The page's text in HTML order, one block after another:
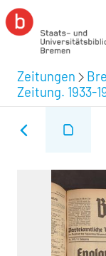
Zeitungen
Zeitung. 1933-